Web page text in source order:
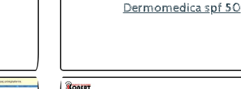
Dermomedica spf 50